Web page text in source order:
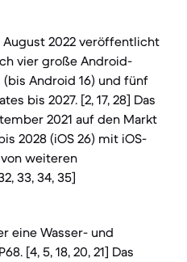
August 2022 veröffentlicht
vier große Android-
Android 16) und fünf
bis 2027. [2, 17, 28] Das
2021 auf den Markt
2028 (iOS 26) mit iOS-
weiteren
33, 34, 35]
eine Wasser- und
[4, 5, 18, 20, 21] Das